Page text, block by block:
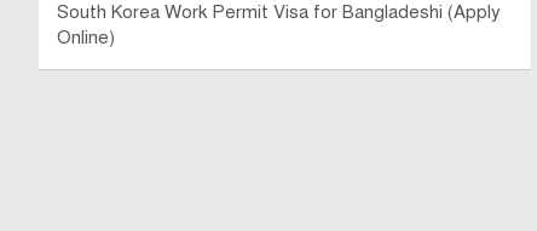
South Korea Work Permit Visa for Bangladeshi (Apply
Online)